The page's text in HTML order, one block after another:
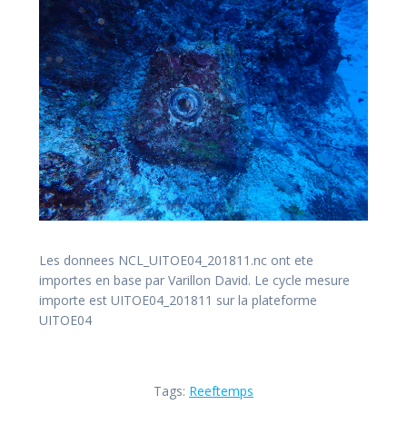
Les donnees NCL_UITOE04_201811.nc ont ete
importes en base par Varillon David. Le cycle mesure
importe est UITOE04_201811 sur la plateforme
UITOE04
Tags: Reeftemps